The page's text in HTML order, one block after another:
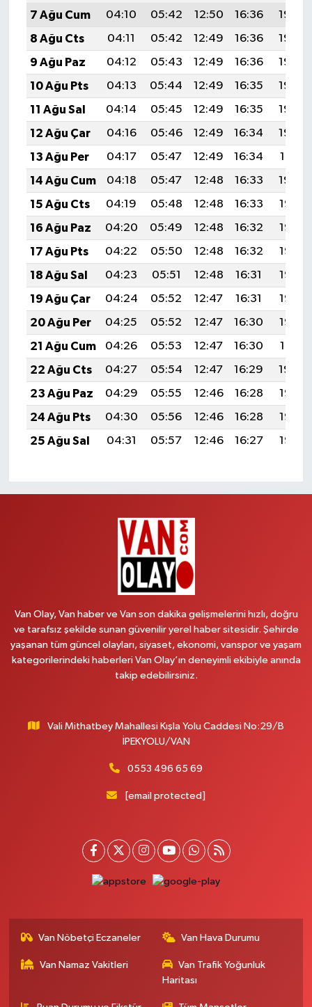
7 Ağu Cum
04:10 05:42 12:50 16:36
19:48
8 Ağu Cts
04:11 05:42 12:49 16:36
19:46
9 Ağu Paz
04:12 05:43 12:49 16:36
19:45
10 Ağu Pts
04:13 05:44 12:49 16:35
19:44
11 Ağu Sal
04:14 05:45 12:49 16:35
19:43
12 Ağu Çar
04:16 05:46 12:49 16:34
19:42
13 Ağu Per
04:17 05:47 12:49 16:34
19:41
14 Ağu Cum
04:18 05:47 12:48 16:33
19:40
15 Ağu Cts
04:19 05:48 12:48 16:33
19:38
16 Ağu Paz
04:20 05:49 12:48 16:32
19:37
17 Ağu Pts
04:22 05:50 12:48 16:32
19:36
18 Ağu Sal
04:23 05:51 12:48 16:31
19:35
19 Ağu Çar
04:24 05:52 12:47 16:31
19:33
20 Ağu Per
04:25 05:52 12:47 16:30
19:32
21 Ağu Cum
04:26 05:53 12:47 16:30
19:31
22 Ağu Cts
04:27 05:54 12:47 16:29
19:29
23 Ağu Paz
04:29 05:55 12:46 16:28
19:28
24 Ağu Pts
04:30 05:56 12:46 16:28
19:27
25 Ağu Sal
04:31 05:57 12:46 16:27 19:25
Van Olay, Van haber ve Van son dakika gelişmelerini hızlı, doğru
ve tarafsız şekilde sunan güvenilir yerel haber sitesidir. Şehirde
yaşanan tüm güncel olayları, siyaset, ekonomi, vanspor ve yaşam
kategorilerindeki haberleri Van Olay’ın deneyimli ekibiyle anında
takip edebilirsiniz.
Vali Mithatbey Mahallesi Kışla Yolu Caddesi No:29/B
İPEKYOLU/VAN
0553 496 65 69
[email protected]
Van Nöbetçi Eczaneler Van Hava Durumu
Van Namaz Vakitleri
Van Trafik Yoğunluk
Haritası